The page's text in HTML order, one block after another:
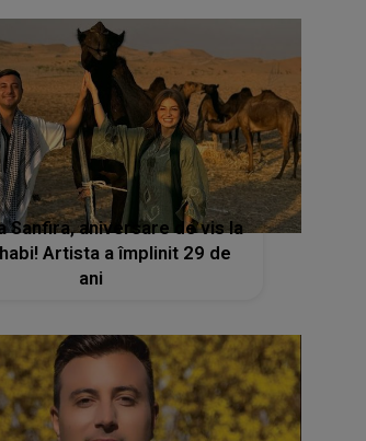
Sanfira, aniversare de vis la
Artista a împlinit 29 de
ani